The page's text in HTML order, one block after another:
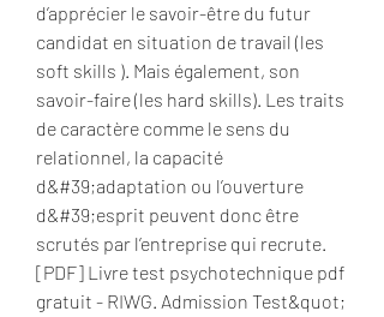
d’apprécier le savoir-être du futur
candidat en situation de travail (les
soft skills ). Mais également, son
savoir-faire (les hard skills). Les traits
de caractère comme le sens du
relationnel, la capacité
d&#39;adaptation ou l’ouverture
d&#39;esprit peuvent donc être
scrutés par l’entreprise qui recrute.
[PDF] Livre test psychotechnique pdf
gratuit - RIWG. Admission Test&quot;